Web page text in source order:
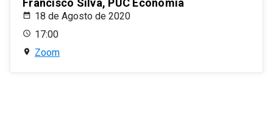
Francisco Silva, PUC Economía
18 de Agosto de 2020
17:00
Zoom